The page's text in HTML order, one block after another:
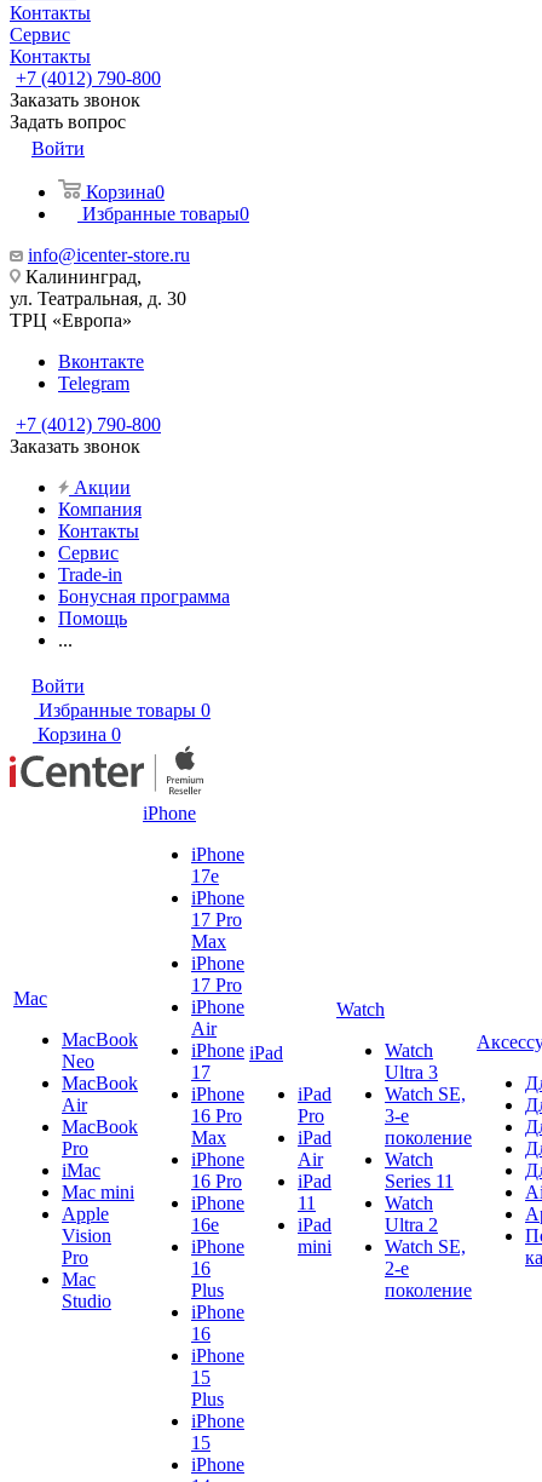
Контакты
Сервис
Контакты
+7 (4012) 790-800
Заказать звонок
Задать вопрос
Войти
Корзина0
Избранные товары0
info@icenter-store.ru
Калининград,
ул. Театральная, д. 30
ТРЦ «Европа»
Вконтакте
Telegram
+7 (4012) 790-800
Заказать звонок
Акции
Компания
Контакты
Сервис
Trade-in
Бонусная программа
Помощь
...
Войти
Избранные товары 0
Корзина 0
Mac
MacBook
Neo
MacBook
Air
MacBook
Pro
iMac
Mac mini
Apple
Vision
Pro
Mac
Studio
iPhone
iPhone
17e
iPhone
17 Pro
Max
iPhone
17 Pro
iPhone
Air
iPhone
17
iPhone
16 Pro
Max
iPhone
16 Pro
iPhone
16e
iPhone
16
Plus
iPhone
16
iPhone
15
Plus
iPhone
15
iPhone
iPad
iPad
Pro
iPad
Air
iPad
11
iPad
mini
Watch
Watch
Ultra 3
Watch SE,
3-е
поколение
Watch
Series 11
Watch
Ultra 2
Watch SE,
2-е
поколение